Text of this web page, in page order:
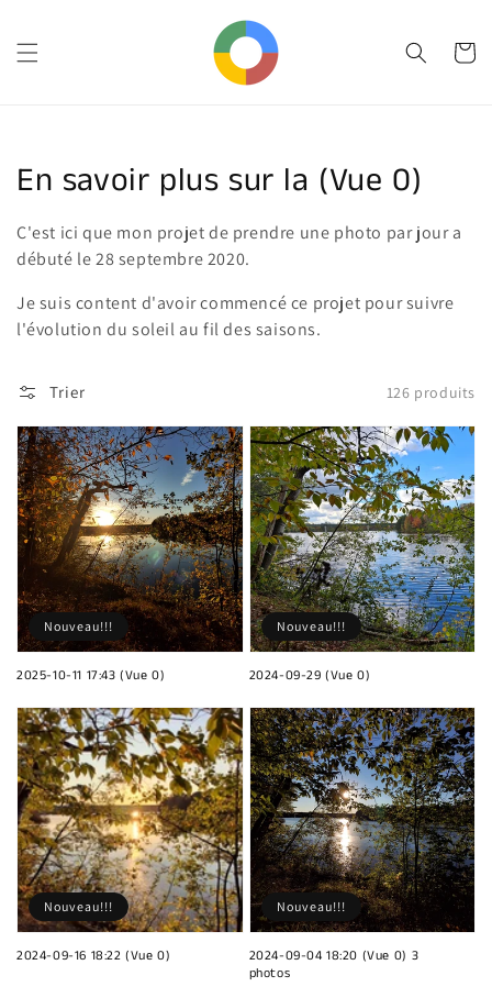
au
contenu
Panier
Collection:
En savoir plus sur la (Vue 0)
C'est ici que mon projet de prendre une photo par jour a
débuté le 28 septembre 2020.
Je suis content d'avoir commencé ce projet pour suivre
l'évolution du soleil au fil des saisons.
Trier 126 produits
2025-10-11 17:43 (Vue 0)
Nouveau!!!
2024-09-29 (Vue 0)
Nouveau!!!
2024-09-16 18:22 (Vue 0)
Nouveau!!!
2024-09-04 18:20 (Vue 0) 3
photos
Nouveau!!!